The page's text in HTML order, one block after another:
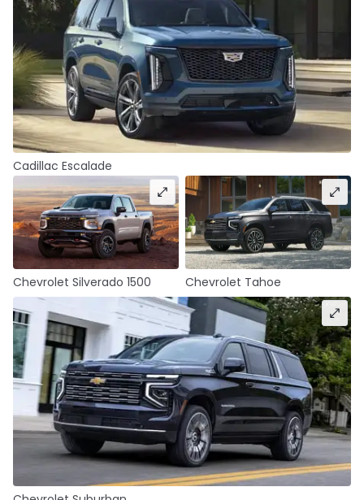
Cadillac Escalade
Chevrolet Silverado 1500 Chevrolet Tahoe